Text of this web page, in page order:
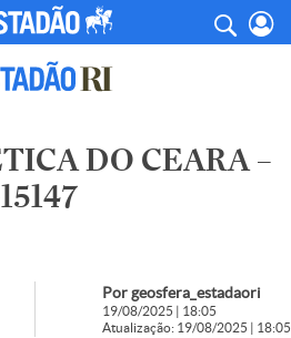
DO CEARA –
Por geosfera_estadaori
19/08/2025 | 18:05
Atualização: 19/08/2025 | 18:05